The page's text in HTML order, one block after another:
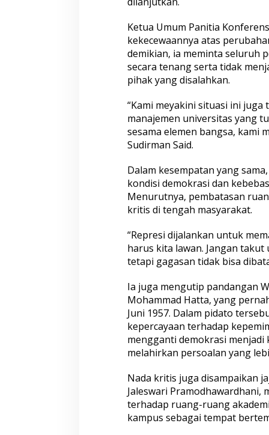
R
u
a
n
g
B
i
a
D
i
u
p
,
G
a
a
s
a
T
a
k
B
i
s
a
D
b
a
t
a
s
Ketua Umum Panitia
kekecewaannya atas
demikian, ia meminta seluruh
secara tenang serta tidak
pihak yang disalahkan.
“Kami meyakini situasi ini
manajemen universitas yang
sesama elemen bangsa, kami
Sudirman Said.
Dalam kesempatan yang
kondisi demokrasi dan
Menurutnya, pembatasan
kritis di tengah masyarakat.
“Represi dijalankan untuk
harus kita lawan. Jangan
tetapi gagasan tidak bisa
Ia juga mengutip pandangan
Mohammad Hatta, yang
Juni 1957. Dalam pidato
kepercayaan terhadap
mengganti demokrasi
melahirkan persoalan yang
Nada kritis juga disampaikan
Jaleswari Pramodhawardhani,
terhadap ruang-ruang
kampus sebagai tempat